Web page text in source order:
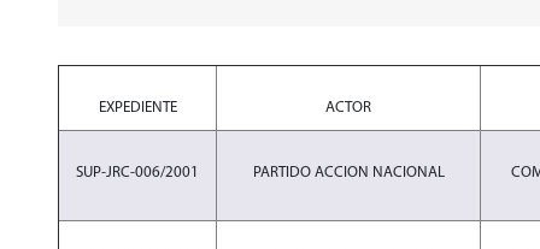
EXPEDIENTE ACTOR
SUP-JRC-006/2001 PARTIDO ACCION NACIONAL